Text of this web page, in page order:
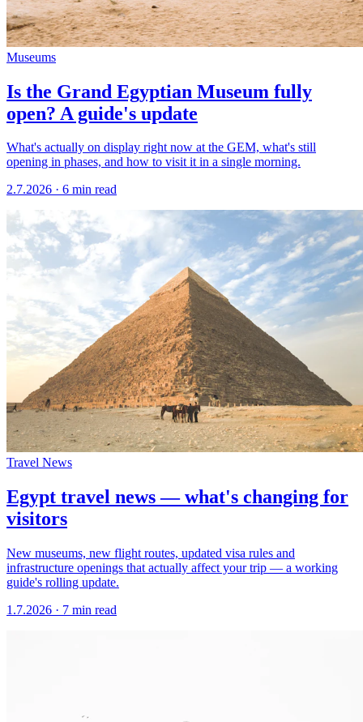
Museums
Is the Grand Egyptian Museum fully
open? A guide's update
What's actually on display right now at the GEM, what's still
opening in phases, and how to visit it in a single morning.
2.7.2026 · 6 min read
Travel News
Egypt travel news — what's changing for
visitors
New museums, new flight routes, updated visa rules and
infrastructure openings that actually affect your trip — a working
guide's rolling update.
1.7.2026 · 7 min read